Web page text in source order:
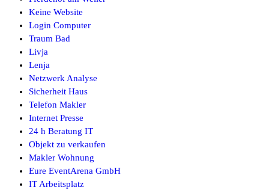
Keine Website
Login Computer
Traum Bad
Livja
Lenja
Netzwerk Analyse
Sicherheit Haus
Telefon Makler
Internet Presse
24 h Beratung IT
Objekt zu verkaufen
Makler Wohnung
Eure EventArena GmbH
IT Arbeitsplatz